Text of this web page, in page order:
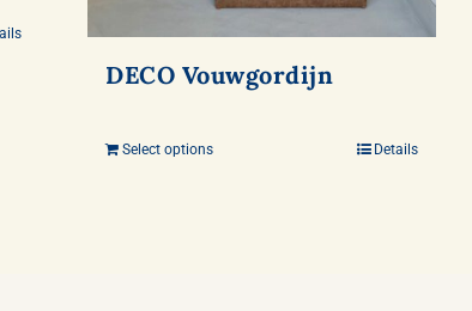
DECO Vouwgordijn
Select options Details